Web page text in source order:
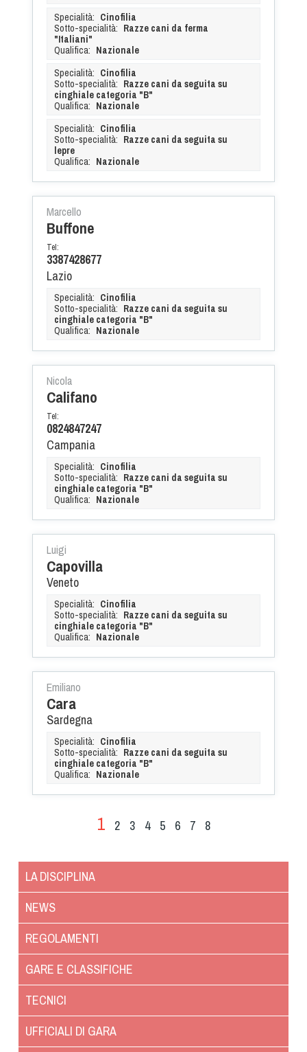
Specialità: Cinofilia
Sotto-specialità: Razze cani da ferma
"Italiani"
Qualifica: Nazionale
Specialità: Cinofilia
Sotto-specialità: Razze cani da seguita su
cinghiale categoria "B"
Qualifica: Nazionale
Specialità: Cinofilia
Sotto-specialità: Razze cani da seguita su
lepre
Qualifica: Nazionale
Marcello
Buffone
Tel:
3387428677
Lazio
Specialità: Cinofilia
Sotto-specialità: Razze cani da seguita su
cinghiale categoria "B"
Qualifica: Nazionale
Nicola
Califano
Tel:
0824847247
Campania
Specialità: Cinofilia
Sotto-specialità: Razze cani da seguita su
cinghiale categoria "B"
Qualifica: Nazionale
Luigi
Capovilla
Veneto
Specialità: Cinofilia
Sotto-specialità: Razze cani da seguita su
cinghiale categoria "B"
Qualifica: Nazionale
Emiliano
Cara
Sardegna
Specialità: Cinofilia
Sotto-specialità: Razze cani da seguita su
cinghiale categoria "B"
Qualifica: Nazionale
1 2 3 4 5 6 7 8
LA DISCIPLINA
NEWS
REGOLAMENTI
GARE E CLASSIFICHE
TECNICI
UFFICIALI DI GARA